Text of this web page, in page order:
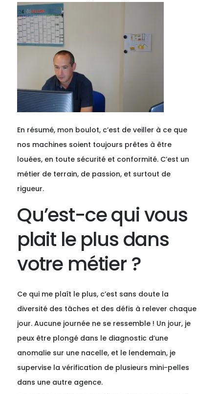
En résumé, mon boulot, c’est de veiller à ce que
nos machines soient toujours prêtes à être
louées, en toute sécurité et conformité. C’est un
métier de terrain, de passion, et surtout de
rigueur.
Qu’est-ce qui vous
plait le plus dans
votre métier ?
Ce qui me plaît le plus, c’est sans doute la
diversité des tâches et des défis à relever chaque
jour. Aucune journée ne se ressemble ! Un jour, je
peux être plongé dans le diagnostic d’une
anomalie sur une nacelle, et le lendemain, je
supervise la vérification de plusieurs mini-pelles
dans une autre agence.